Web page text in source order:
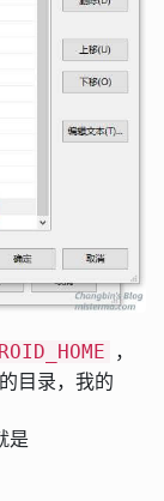
，
目录，我的
是